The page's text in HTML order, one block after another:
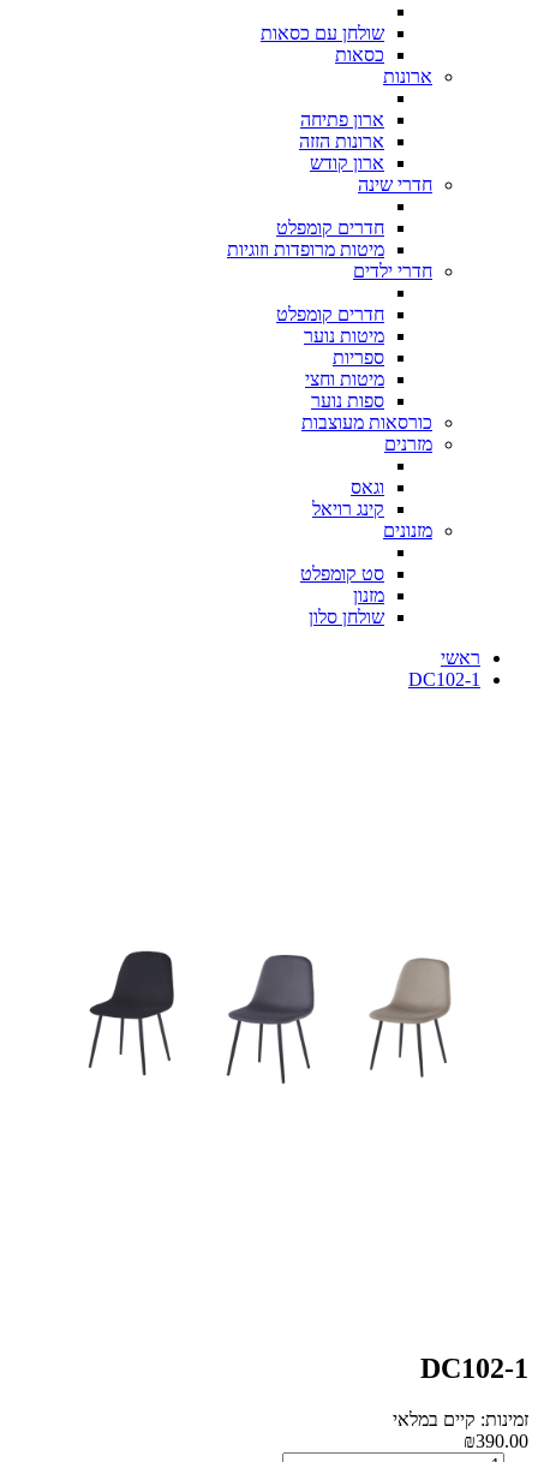
שולחן עם כסאות
כסאות
ארונות
ארון פתיחה
ארונות הזזה
ארון קודש
חדרי שינה
חדרים קומפלט
מיטות מרופדות וזוגיות
חדרי ילדים
חדרים קומפלט
מיטות נוער
ספריות
מיטות וחצי
ספות נוער
כורסאות מעוצבות
מזרנים
וגאס
קינג רויאל
מזנונים
סט קומפלט
מזנון
שולחן סלון
ראשי
DC102-1
DC102-1
זמינות: קיים במלאי
₪390.00